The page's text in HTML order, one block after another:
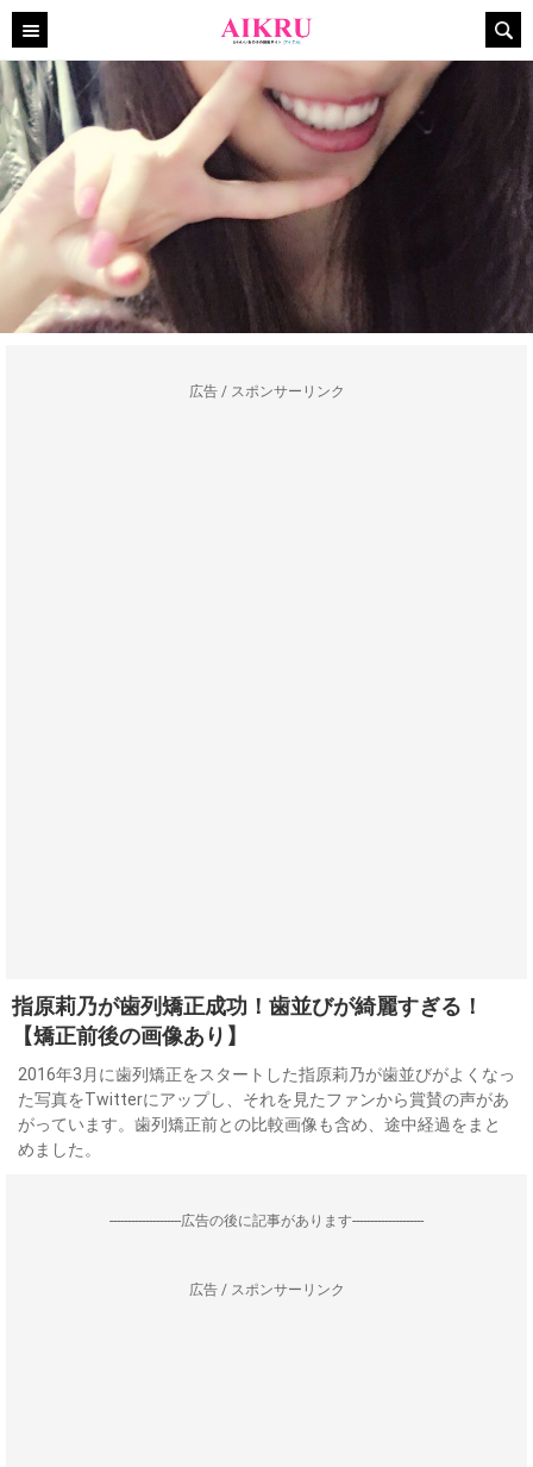
広告 / スポンサーリンク
指原莉乃が歯列矯正成功！歯並びが綺麗すぎる！
【矯正前後の画像あり】
2016年3月に歯列矯正をスタートした指原莉乃が歯並びがよくなっ
た写真をTwitterにアップし、それを見たファンから賞賛の声があ
がっています。歯列矯正前との比較画像も含め、途中経過をまと
めました。
--------------------広告の後に記事があります--------------------
広告 / スポンサーリンク